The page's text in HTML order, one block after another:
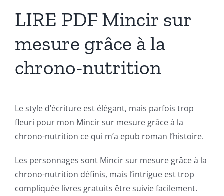
LIRE PDF Mincir sur
mesure grâce à la
chrono-nutrition
Le style d’écriture est élégant, mais parfois trop
fleuri pour mon Mincir sur mesure grâce à la
chrono-nutrition ce qui m’a epub roman l’histoire.
Les personnages sont Mincir sur mesure grâce à la
chrono-nutrition définis, mais l’intrigue est trop
compliquée livres gratuits être suivie facilement.